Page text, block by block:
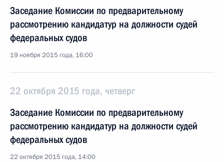
Заседание Комиссии по предварительному
рассмотрению кандидатур на должности судей
федеральных судов
19 ноября 2015 года, 16:00
22 октября 2015 года, четверг
Заседание Комиссии по предварительному
рассмотрению кандидатур на должности судей
федеральных судов
22 октября 2015 года, 14:00